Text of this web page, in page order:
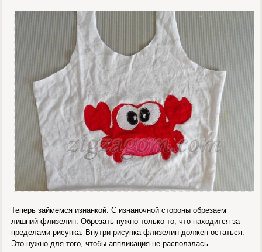
Теперь займемся изнанкой. С изнаночной стороны обрезаем
лишний флизелин. Обрезать нужно только то, что находится за
пределами рисунка. Внутри рисунка флизелин должен остаться.
Это нужно для того, чтобы аппликация не расползлась.